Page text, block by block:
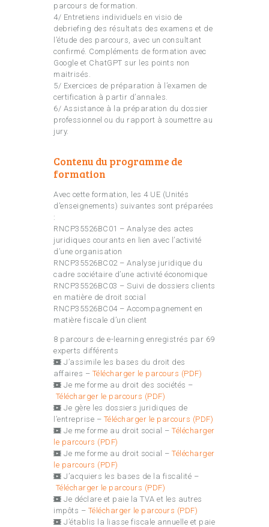
parcours de formation.
4/ Entretiens individuels en visio de
debriefing des résultats des examens et de
l’étude des parcours, avec un consultant
confirmé. Compléments de formation avec
Google et ChatGPT sur les points non
maitrisés.
5/ Exercices de préparation à l’examen de
certification à partir d’annales.
6/ Assistance à la préparation du dossier
professionnel ou du rapport à soumettre au
jury.
Contenu du programme de
formation
Avec cette formation, les 4 UE (Unités
d’enseignements) suivantes sont préparées
:
RNCP35526BC01 – Analyse des actes
juridiques courants en lien avec l’activité
d’une organisation
RNCP35526BC02 – Analyse juridique du
cadre sociétaire d’une activité économique
RNCP35526BC03 – Suivi de dossiers clients
en matière de droit social
RNCP35526BC04 – Accompagnement en
matière fiscale d’un client
8 parcours de e-learning enregistrés par 69
experts différents
J’assimile les bases du droit des
affaires – Télécharger le parcours (PDF)
Je me forme au droit des sociétés –
Télécharger le parcours (PDF)
Je gère les dossiers juridiques de
l’entreprise – Télécharger le parcours (PDF)
Je me forme au droit social – Télécharger
le parcours (PDF)
Je me forme au droit social – Télécharger
le parcours (PDF)
J’acquiers les bases de la fiscalité –
Télécharger le parcours (PDF)
Je déclare et paie la TVA et les autres
impôts – Télécharger le parcours (PDF)
J’établis la liasse fiscale annuelle et paie